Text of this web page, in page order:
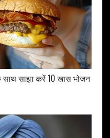
साझा करें 10 खास भोजन